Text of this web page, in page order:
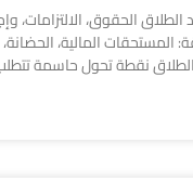
الحقوق، الالتزامات،
المالية،
نقطة تحول حاسمة